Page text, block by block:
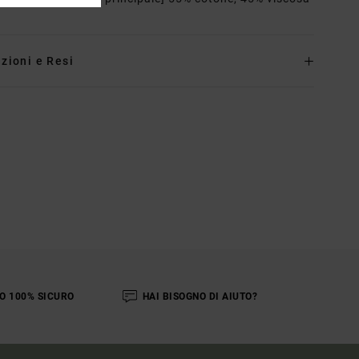
e Resi
100% SICURO HAI BISOGNO DI AIUTO?